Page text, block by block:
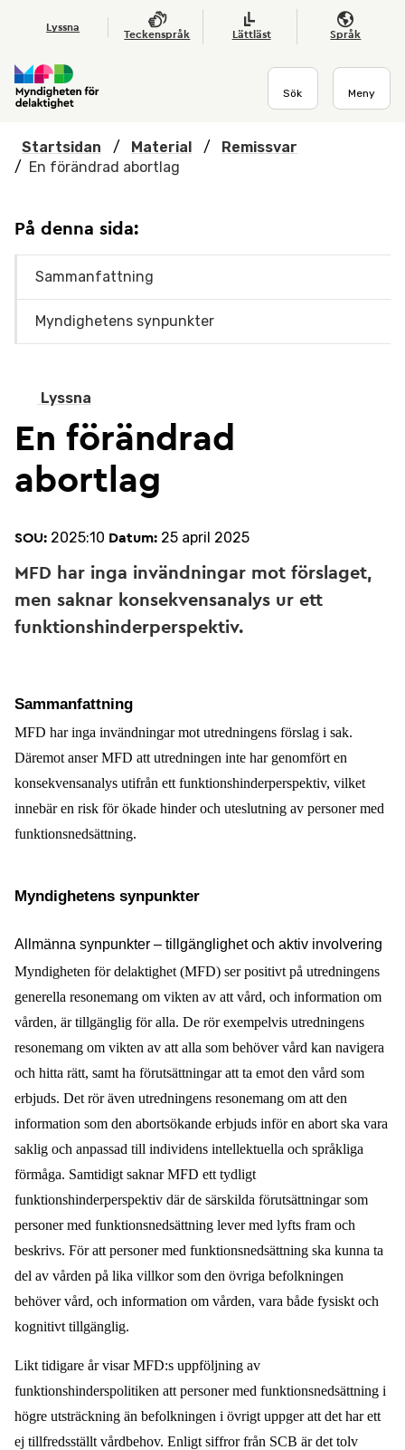
Hoppa till huvudmenyn
Lyssna
Teckenspråk Lättläst Språk
Sök Meny
Startsidan / Material /
Remissvar
/ En förändrad abortlag
Lyssna
En förändrad
abortlag
SOU: 2025:10 Datum: 25 april 2025
MFD har inga invändningar mot förslaget,
men saknar konsekvensanalys ur ett
funktionshinderperspektiv.
Sammanfattning
MFD har inga invändningar mot utredningens förslag i sak.
Däremot anser MFD att utredningen inte har genomfört en
konsekvensanalys utifrån ett funktionshinderperspektiv, vilket
innebär en risk för ökade hinder och uteslutning av personer med
funktionsnedsättning.
Myndighetens synpunkter
Allmänna synpunkter – tillgänglighet och aktiv involvering
Myndigheten för delaktighet (MFD) ser positivt på utredningens
generella resonemang om vikten av att vård, och information om
vården, är tillgänglig för alla. De rör exempelvis utredningens
resonemang om vikten av att alla som behöver vård kan navigera
och hitta rätt, samt ha förutsättningar att ta emot den vård som
erbjuds. Det rör även utredningens resonemang om att den
information som den abortsökande erbjuds inför en abort ska vara
saklig och anpassad till individens intellektuella och språkliga
förmåga. Samtidigt saknar MFD ett tydligt
funktionshinderperspektiv där de särskilda förutsättningar som
personer med funktionsnedsättning lever med lyfts fram och
beskrivs. För att personer med funktionsnedsättning ska kunna ta
del av vården på lika villkor som den övriga befolkningen
behöver vård, och information om vården, vara både fysiskt och
kognitivt tillgänglig.
Likt tidigare år visar MFD:s uppföljning av
funktionshinderspolitiken att personer med funktionsnedsättning i
högre utsträckning än befolkningen i övrigt uppger att det har ett
ej tillfredsställt vårdbehov. Enligt siffror från SCB är det tolv
På denna sida:
Sammanfattning
Myndighetens synpunkter